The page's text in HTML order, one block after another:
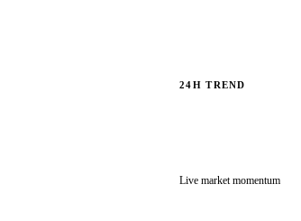
24H TREND
Live market momentum